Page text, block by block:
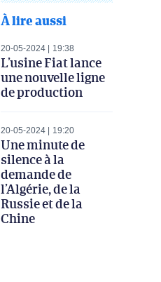
À lire aussi
20-05-2024 19:38
L’usine Fiat lance
une nouvelle ligne
de production
20-05-2024 19:20
Une minute de
silence à la
demande de
l’Algérie, de la
Russie et de la
Chine